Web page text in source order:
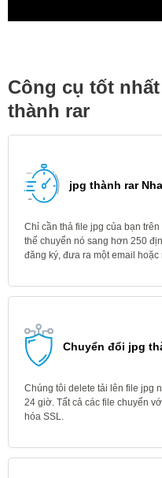
Công cụ tốt
thành rar
jpg thành rar
Chỉ cần thả file jpg của bạn
thể chuyển nó sang hơn 250
đăng ký, đưa ra một email hoặc
Chuyển đổi jpg
Chúng tôi delete tải lên file jpg
24 giờ. Tất cả các file chuyển
hóa SSL.